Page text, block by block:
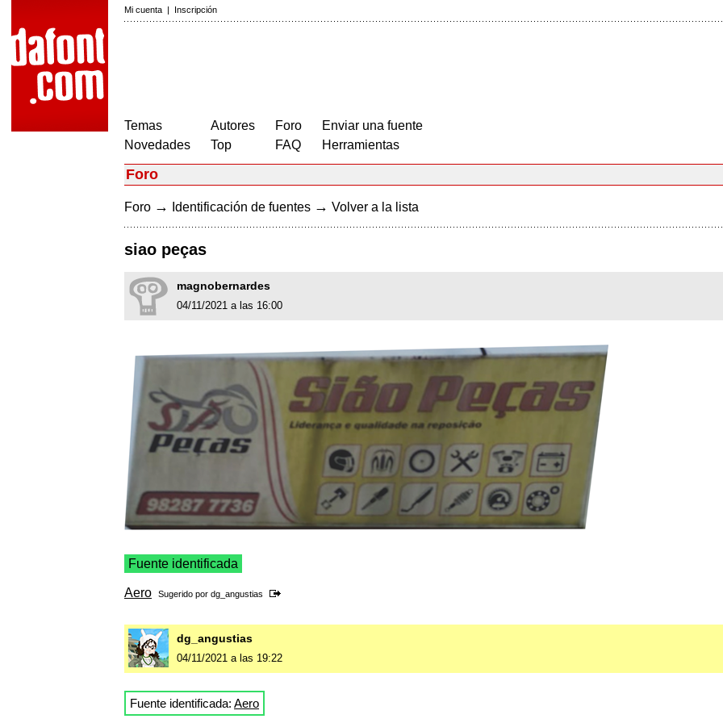
Mi cuenta | Inscripción
Temas
Novedades
Autores
Top
Foro
FAQ
Enviar una fuente
Herramientas
Foro
Foro → Identificación de fuentes → Volver a la lista
siao peças
magnobernardes
04/11/2021 a las 16:00
Fuente identificada
Aero Sugerido por dg_angustias
dg_angustias
04/11/2021 a las 19:22
Fuente identificada: Aero